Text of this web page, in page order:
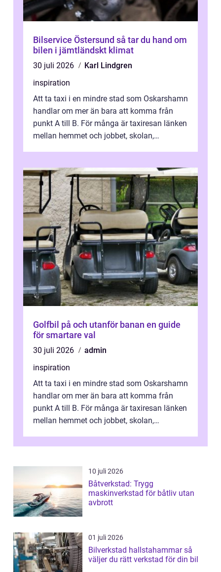
Bilservice Östersund så tar du hand om
bilen i jämtländskt klimat
30 juli 2026
Karl Lindgren
inspiration
Att ta taxi i en mindre stad som Oskarshamn
handlar om mer än bara att komma från
punkt A till B. För många är taxiresan länken
mellan hemmet och jobbet, skolan,
Golfbil på och utanför banan en guide
för smartare val
30 juli 2026
admin
inspiration
Att ta taxi i en mindre stad som Oskarshamn
handlar om mer än bara att komma från
punkt A till B. För många är taxiresan länken
mellan hemmet och jobbet, skolan,
10 juli 2026
Båtverkstad: Trygg
maskinverkstad för båtliv utan
avbrott
01 juli 2026
Bilverkstad hallstahammar så
väljer du rätt verkstad för din bil